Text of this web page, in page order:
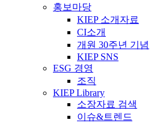
홍보마당
KIEP 소개자료
CI소개
개원 30주년 기념
KIEP SNS
ESG 경영
조직
KIEP Library
소장자료 검색
이슈&트렌드